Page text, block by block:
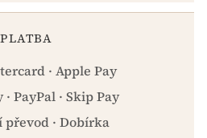
PLATBA
· Apple Pay
PayPal · Skip Pay
převod · Dobírka